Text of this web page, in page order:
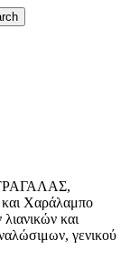
και Χαράλαμπο
και
γενικού